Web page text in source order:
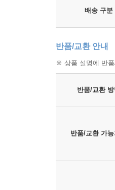
배송 구분
반품/교환 안내
※ 상품 설명에 반
반품/교환 방
반품/교환 가